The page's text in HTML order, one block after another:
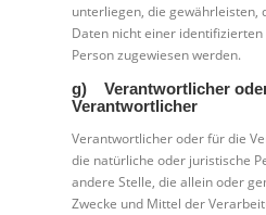
unterliegen, die gewährleisten,
Daten nicht einer
Person zugewiesen werden.
g) Verantwortlicher
Verantwortlicher
Verantwortlicher oder für die
die natürliche oder juristische
andere Stelle, die allein oder
Zwecke und Mittel der